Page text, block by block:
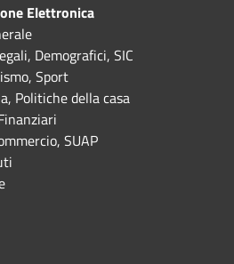
Elettronica
Demografici, SIC
Sport
Politiche della casa
SUAP